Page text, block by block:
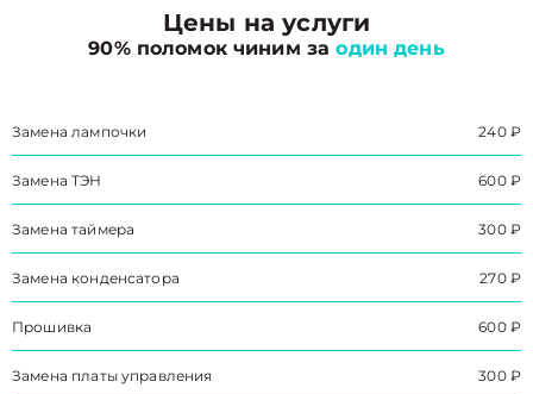
Цены на услуги
90% поломок чиним заодин день
Замена лампочки 240 ₽
Замена ТЭН 600 ₽
Замена таймера 300 ₽
Замена конденсатора 270 ₽
Прошивка 600 ₽
Замена платы управления 300 ₽